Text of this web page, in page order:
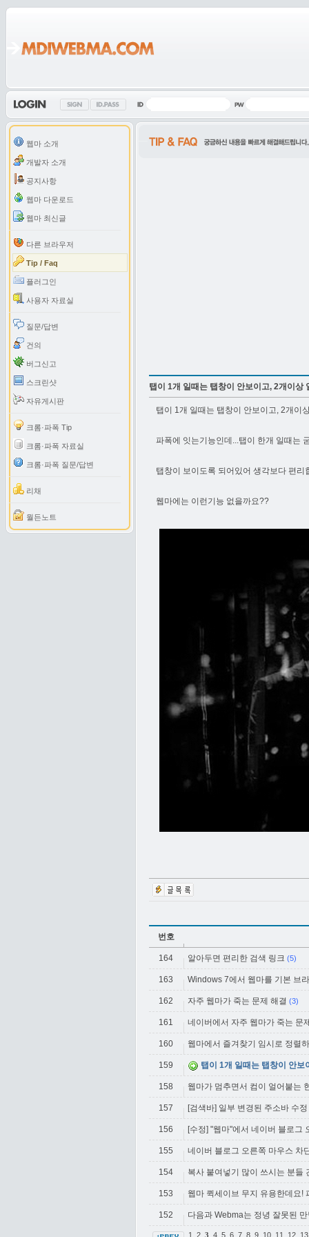
웹마 소개
개발자 소개
공지사항
웹마 다운로드
웹마 최신글
다른 브라우저
Tip / Faq
플러그인
사용자 자료실
질문/답변
건의
버그신고
스크린샷
자유게시판
크롬·파폭 Tip
크롬·파폭 자료실
크롬·파폭 질문/답변
리채
월든노트
탭이 1개 일때는 탭창이 안보이고, 2개이상
탭이 1개 일때는 탭창이 안보이고, 2개이
파폭에 잇는기능인데...탭이 한개 일때는
탭창이 보이도록 되어있어 생각보다 편리
웹마에는 이런기능 없을까요??
번호
164 알아두면 편리한 검색 링크 (5)
163 Windows 7에서 웹마를 기본 브
162 자주 웹마가 죽는 문제 해결 (3)
161 네이버에서 자주 웹마가 죽는 문
160 웹마에서 즐겨찾기 임시로 정렬
159 탭이 1개 일때는 탭창이 안보
158 웹마가 멈추면서 컴이 얼어붙는
157 [검색바] 일부 변경된 주소바 수정
156 [수정] "웹마"에서 네이버 블로그
155 네이버 블로그 오른쪽 마우스 차
154 복사 붙여넣기 많이 쓰시는 분들
153 웹마 퀵세이브 무지 유용한데요!
152 다음과 Webma는 정녕 잘못된
1 2 3 4 5 6 7 8 9 10 11 12